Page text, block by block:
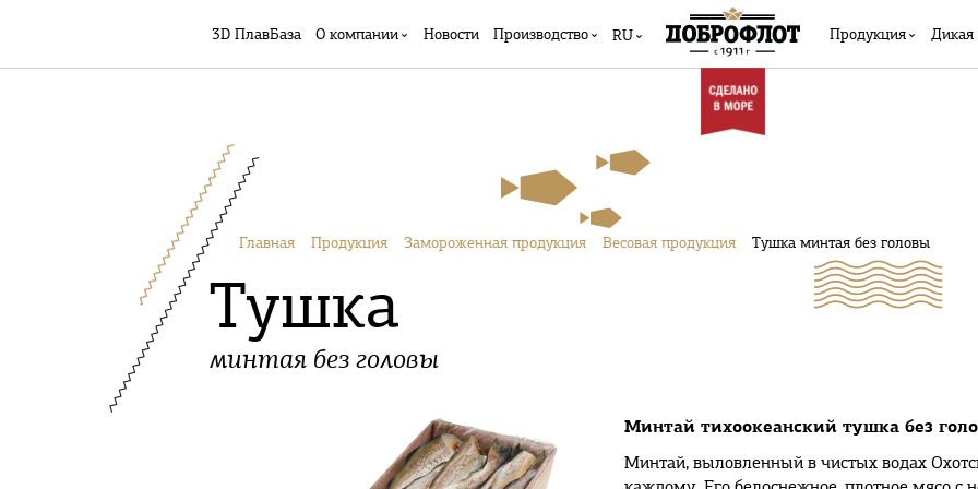
3D ПлавБаза О компании Новости Производство RU Продукция Дикая
Главная Продукция Замороженная продукция Весовая продукция Тушка минтая без головы
Тушка
минтая без головы
Минтай тихоокеанский тушка без
Минтай, выловленный в чистых водах